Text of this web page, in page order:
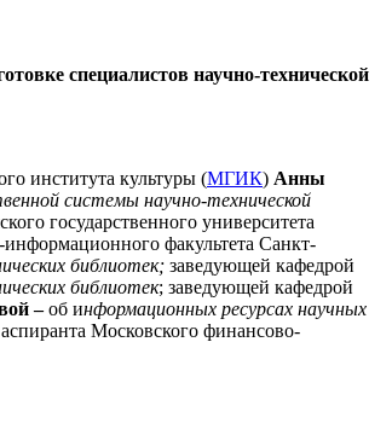
специалистов научно-технической
института культуры (МГИК) Анны
системы научно-технической
государственного университета
информационного факультета Санкт-
библиотек; заведующей кафедрой
библиотек; заведующей кафедрой
–об информационных ресурсах научных
аспиранта Московского финансово-